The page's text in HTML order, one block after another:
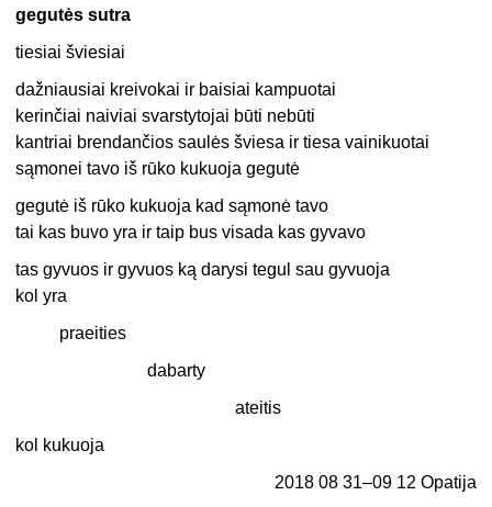
gegutės sutra
tiesiai šviesiai
dažniausiai kreivokai ir baisiai kampuotai
kerinčiai naiviai svarstytojai būti nebūti
kantriai brendančios saulės šviesa ir tiesa vainikuotai
sąmonei tavo iš rūko kukuoja gegutė
gegutė iš rūko kukuoja kad sąmonė tavo
tai kas buvo yra ir taip bus visada kas gyvavo
tas gyvuos ir gyvuos ką darysi tegul sau gyvuoja
kol yra
praeities
dabarty
ateitis
kol kukuoja
2018 08 31–09 12 Opatija